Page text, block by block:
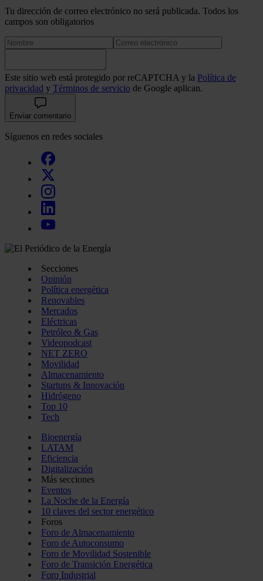
Tu dirección de correo electrónico no será publicada. Todos los
campos son obligatorios
Este sitio web está protegido por reCAPTCHA y la Política de
privacidad y Términos de servicio de Google aplican.
Enviar comentario
Síguenos en redes sociales
Secciones
Opinión
Política energética
Renovables
Mercados
Eléctricas
Petróleo & Gas
Videopodcast
NET ZERO
Movilidad
Almacenamiento
Startups & Innovación
Hidrógeno
Top 10
Tech
Bioenergía
LATAM
Eficiencia
Digitalización
Más secciones
Eventos
La Noche de la Energía
10 claves del sector energético
Foros
Foro de Almacenamiento
Foro de Autoconsumo
Foro de Movilidad Sostenible
Foro de Transición Energética
Foro Industrial